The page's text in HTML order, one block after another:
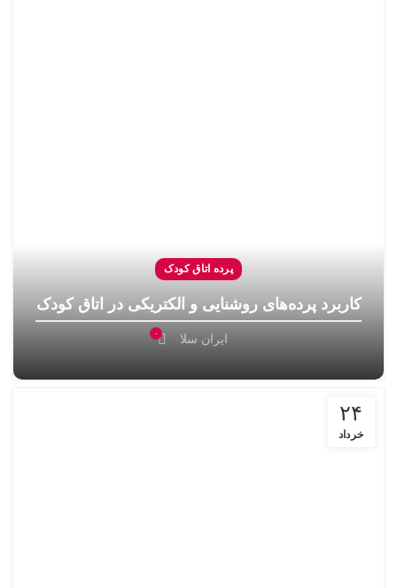
پرده اتاق کودک
کاربرد پرده‌های روشنایی و الکتریکی در اتاق کودک
ایران سلا ۰
۲۴
خرداد